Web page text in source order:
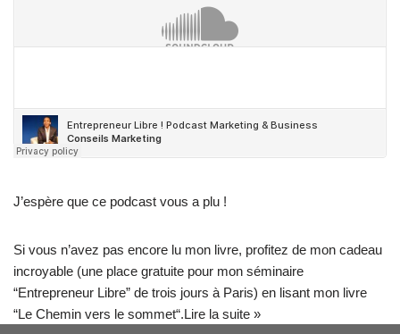
J’espère que ce podcast vous a plu !
Si vous n’avez pas encore lu mon livre, profitez de mon cadeau
incroyable (une place gratuite pour mon séminaire
“Entrepreneur Libre” de trois jours à Paris) en lisant mon livre
“Le Chemin vers le sommet“.Lire la suite »